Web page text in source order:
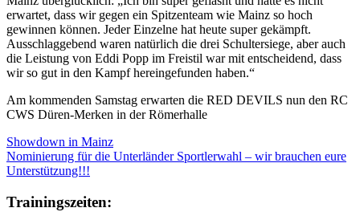
erwartet, dass wir gegen ein Spitzenteam wie Mainz so hoch
gewinnen können. Jeder Einzelne hat heute super gekämpft.
Ausschlaggebend waren natürlich die drei Schultersiege, aber auch
die Leistung von Eddi Popp im Freistil war mit entscheidend, dass
wir so gut in den Kampf hereingefunden haben.“
Am kommenden Samstag erwarten die RED DEVILS nun den RC
CWS Düren-Merken in der Römerhalle
Showdown in Mainz
Nominierung für die Unterländer Sportlerwahl – wir brauchen eure
Unterstützung!!!
Trainingszeiten: